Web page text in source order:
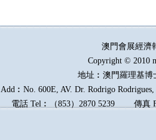
澳門會展經
Copyright © 2010
地址︰澳門羅理基博
Add︰No. 600E, AV. Dr. Rodrigo
電話 Tel︰（853）2870 5239傳真